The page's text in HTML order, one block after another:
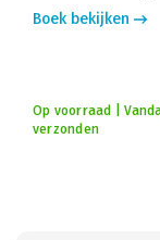
Boek bekijken
Op voorraad |
verzonden